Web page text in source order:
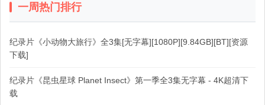
一周热门排行
纪录片《小动物大旅行》全3集[无字幕][1080P][9.84GB][BT][资源
下载]
纪录片《昆虫星球 Planet Insect》第一季全3集无字幕 - 4K超清下
载